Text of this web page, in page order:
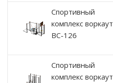
Спортивный
комплекс воркаут
ВС-126
Спортивный
комплекс воркаут